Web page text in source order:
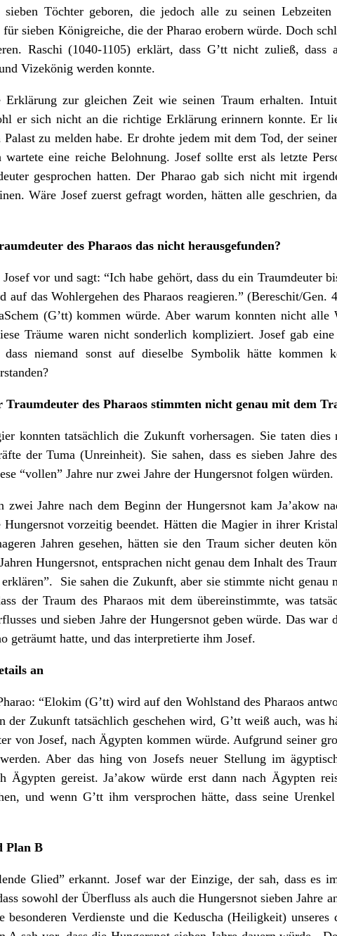
sieben Töchter geboren, die jedoch alle zu seinen
für sieben Königreiche, die der Pharao erobern würde. Doch
Raschi (1040-1105) erklärt, dass G’tt nicht zuließ, dass
Vizekönig werden konnte.
Erklärung zur gleichen Zeit wie seinen Traum erhalten.
er sich nicht an die richtige Erklärung erinnern konnte. Er
zu melden habe. Er drohte jedem mit dem Tod, der
wartete eine reiche Belohnung. Josef sollte erst als letzte
gesprochen hatten. Der Pharao gab sich nicht mit
Wäre Josef zuerst gefragt worden, hätten alle geschrien,
des Pharaos das nicht herausgefunden?
vor und sagt: “Ich habe gehört, dass du ein Traumdeuter
das Wohlergehen des Pharaos reagieren.” (Bereschit/Gen.
(G’tt) kommen würde. Aber warum konnten nicht alle
Träume waren nicht sonderlich kompliziert. Josef gab
niemand sonst auf dieselbe Symbolik hätte kommen
Traumdeuter des Pharaos stimmten nicht genau mit dem
konnten tatsächlich die Zukunft vorhersagen. Sie taten dies
der Tuma (Unreinheit). Sie sahen, dass es sieben Jahre
“vollen” Jahre nur zwei Jahre der Hungersnot folgen würden.
Jahre nach dem Beginn der Hungersnot kam Ja’akow
vorzeitig beendet. Hätten die Magier in ihrer
Jahren gesehen, hätten sie den Traum sicher deuten
Hungersnot, entsprachen nicht genau dem Inhalt des
Sie sahen die Zukunft, aber sie stimmte nicht genau
der Traum des Pharaos mit dem übereinstimmte, was
und sieben Jahre der Hungersnot geben würde. Das
geträumt hatte, und das interpretierte ihm Josef.
an
“Elokim (G’tt) wird auf den Wohlstand des Pharaos
Zukunft tatsächlich geschehen wird, G’tt weiß auch, was
von Josef, nach Ägypten kommen würde. Aufgrund seiner
Aber das hing von Josefs neuer Stellung im
Ägypten gereist. Ja’akow würde erst dann nach Ägypten
und wenn G’tt ihm versprochen hätte, dass seine
Plan B
Glied” erkannt. Josef war der Einzige, der sah, dass es
sowohl der Überfluss als auch die Hungersnot sieben Jahre
Verdienste und die Keduscha (Heiligkeit) unseres